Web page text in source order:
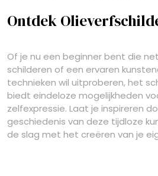
Ontdek
Of je nu een beginner bent die
schilderen of een ervaren
technieken wil uitproberen, het
biedt eindeloze mogelijkheden
zelfexpressie. Laat je inspireren
geschiedenis van deze tijdloze
de slag met het creëren van je